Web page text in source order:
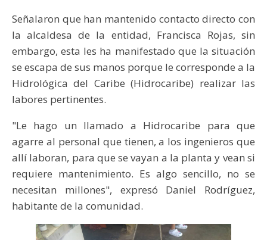
Señalaron que han mantenido contacto directo con
la alcaldesa de la entidad, Francisca Rojas, sin
embargo, esta les ha manifestado que la situación
se escapa de sus manos porque le corresponde a la
Hidrológica del Caribe (Hidrocaribe) realizar las
labores pertinentes.
"Le hago un llamado a Hidrocaribe para que
agarre al personal que tienen, a los ingenieros que
allí laboran, para que se vayan a la planta y vean si
requiere mantenimiento. Es algo sencillo, no se
necesitan millones", expresó Daniel Rodríguez,
habitante de la comunidad.